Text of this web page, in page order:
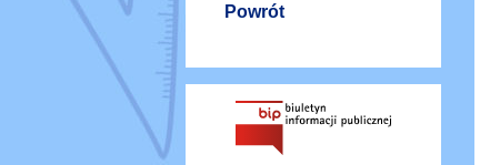
Powrót